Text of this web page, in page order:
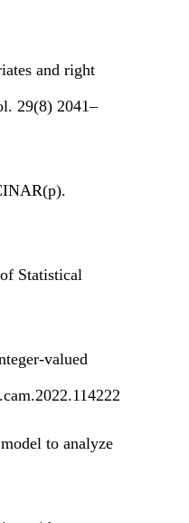
and right
29(8) 2041–
Statistical
valued
to analyze